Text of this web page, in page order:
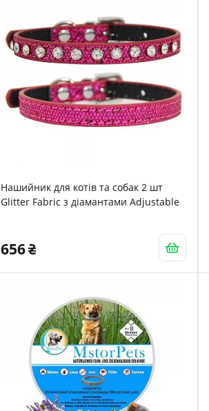
Нашийник для котів та собак 2 шт
Glitter Fabric з діамантами Adjustable
656